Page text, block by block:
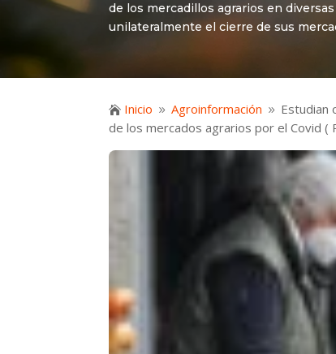
de los mercadillos agrarios en
unilateralmente el cierre de sus
 Inicio 9 Agroinformación 9 Estudian
de los mercados agrarios por el Covid (